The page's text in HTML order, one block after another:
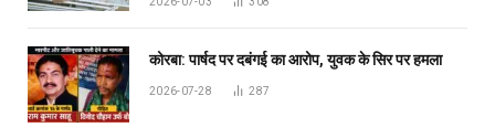
कोरबा: पार्षद पर दबंगई का आरोप, युवक के सिर पर हमला
2026-07-28 287